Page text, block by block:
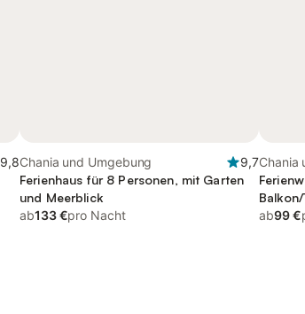
9,8Chania und Umgebung
9,7
Ferienhaus für 8 Personen, mit Garten
und Meerblick
ab133 €pro Nacht
Chania
ab99 €